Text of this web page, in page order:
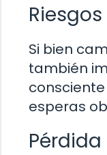
Si bien
también
esperas